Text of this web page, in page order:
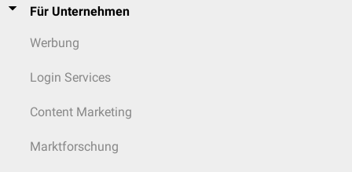
Für Unternehmen
Werbung
Login Services
Content Marketing
Marktforschung